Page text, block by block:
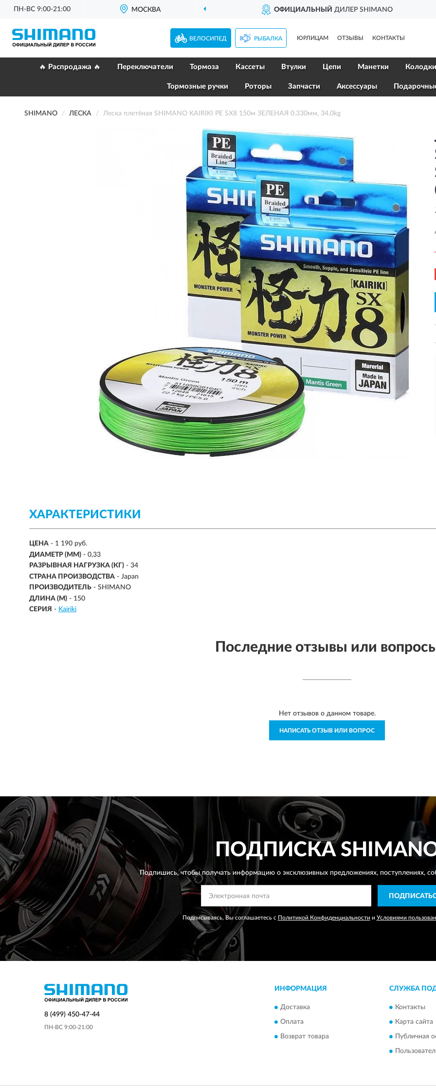
ПН-ВС 9:00-21:00 МОСКВА ОФИЦИАЛЬНЫЙ ДИЛЕР SHIMANO
ВЕЛОСИПЕД РЫБАЛКА ЮРЛИЦАМ ОТЗЫВЫ КОНТАКТЫ
🔥 Распродажа 🔥 Переключатели Тормоза Кассеты Втулки Цепи Манетки Колодки
Тормозные ручки Роторы Запчасти Аксессуары
SHIMANO ЛЕСКА Леска плетёная SHIMANO KAIRIKI PE SX8 150м ЗЕЛЕНАЯ 0.330мм, 34.0kg
ХАРАКТЕРИСТИКИ
ЦЕНА - 1 190 руб.
ДИАМЕТР (ММ) - 0,33
РАЗРЫВНАЯ НАГРУЗКА (КГ) - 34
СТРАНА ПРОИЗВОДСТВА - Japan
ПРОИЗВОДИТЕЛЬ - SHIMANO
ДЛИНА (М) - 150
СЕРИЯ - Kairiki
Последние отзывы или
Нет отзывов о данном товаре.
НАПИСАТЬ ОТЗЫВ ИЛИ ВОПРОС
ПОДПИСКА
Подпишись, чтобы получать информацию о эксклюзивных предложениях,поступлениях,
Подписываясь, Вы соглашаетесь с Политикой Конфиденциальности и Условиями
8 (499) 450-47-44
ПН-ВС 9:00-21:00
ИНФОРМАЦИЯ
Доставка
Оплата
Возврат товара
СЛУЖБА
Контакты
Карта сайта
Публичная